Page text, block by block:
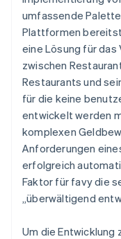
umfassende
Plattformen
eine Lösung für das
zwischen
Restaurants und
für die keine
entwickelt werden
komplexen
Anforderungen
erfolgreich
Faktor für favy die
„überwältigend
Um die Entwicklung